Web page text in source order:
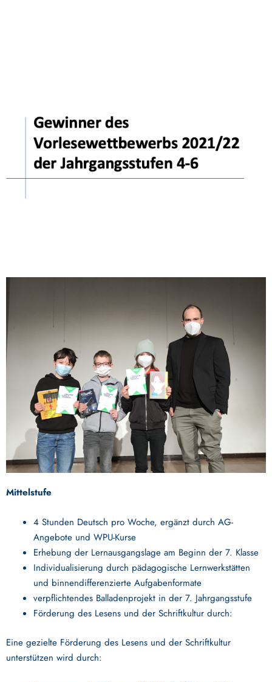
Mittelstufe
4 Stunden Deutsch pro Woche, ergänzt durch AG-
Angebote und WPU-Kurse
Erhebung der Lernausgangslage am Beginn der 7. Klasse
Individualisierung durch pädagogische Lernwerkstätten
und binnendifferenzierte Aufgabenformate
verpflichtendes Balladenprojekt in der 7. Jahrgangsstufe
Förderung des Lesens und der Schriftkultur durch:
Eine gezielte Förderung des Lesens und der Schriftkultur
unterstützen wird durch: